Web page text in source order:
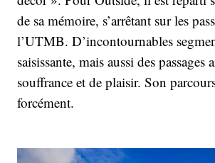
de sa mémoire, s’arrêtant sur les
l’UTMB. D’incontournables
saisissante, mais aussi des passages
souffrance et de plaisir. Son
forcément.